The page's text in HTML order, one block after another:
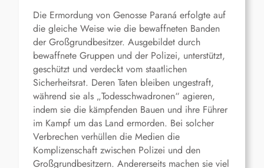
Die Ermordung von Genosse Paraná erfolgte auf
die gleiche Weise wie die bewaffneten Banden
der Großgrundbesitzer. Ausgebildet durch
bewaffnete Gruppen und der Polizei, unterstützt,
geschützt und verdeckt vom staatlichen
Sicherheitsrat. Deren Taten bleiben ungestraft,
während sie als „Todesschwadronen“ agieren,
indem sie die kämpfenden Bauen und ihre Führer
im Kampf um das Land ermorden. Bei solcher
Verbrechen verhüllen die Medien die
Komplizenschaft zwischen Polizei und den
Großgrundbesitzern. Andererseits machen sie viel